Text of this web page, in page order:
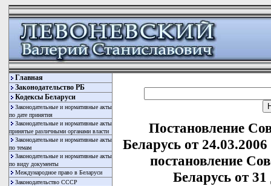
Главная
Законодательство РБ
Кодексы Беларуси
Законодательные и нормативные акты
по дате принятия
Законодательные и нормативные акты
принятые различными органами власти
Законодательные и нормативные акты
по темам
Законодательные и нормативные акты
по виду документы
Международное право в Беларуси
Законодательство СССР
Постановление
Беларусь от
постановление
Беларусь от